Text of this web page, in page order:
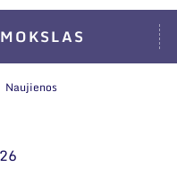
MOKSLAS
Naujienos